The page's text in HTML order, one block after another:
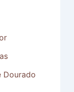
Dourado